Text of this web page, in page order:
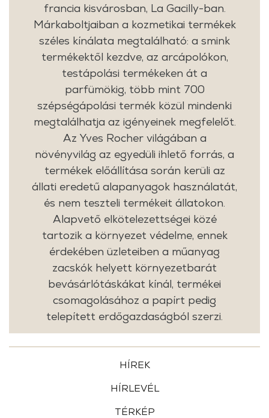
francia kisvárosban, La Gacilly-ban.
Márkaboltjaiban a kozmetikai termékek
széles kínálata megtalálható: a smink
termékektől kezdve, az arcápolókon,
testápolási termékeken át a
parfümökig, több mint 700
szépségápolási termék közül mindenki
megtalálhatja az igényeinek megfelelőt.
Az Yves Rocher világában a
növényvilág az egyedüli ihlető forrás, a
termékek előállítása során kerüli az
állati eredetű alapanyagok használatát,
és nem teszteli termékeit állatokon.
Alapvető elkötelezettségei közé
tartozik a környezet védelme, ennek
érdekében üzleteiben a műanyag
zacskók helyett környezetbarát
bevásárlótáskákat kínál, termékei
csomagolásához a papírt pedig
telepített erdőgazdaságból szerzi.
HÍREK
HÍRLEVÉL
TÉRKÉP